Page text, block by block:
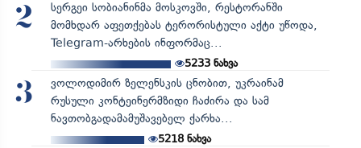
2
სერგეი სობიანინმა მოსკოვში, რესტორანში
მომხდარ აფეთქებას ტერორისტული აქტი უწოდა,
Telegram-არხების ინფორმაც...
5233ნახვა
3
ვოლოდიმირ ზელენსკის ცნობით, უკრაინამ
რუსული კონტეინერმზიდი ჩაძირა და სამ
ნავთობგადამამუშავებელ ქარხა...
5218ნახვა